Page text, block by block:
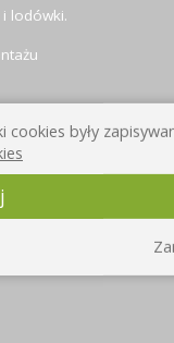
lodówki.
przegród
rezonans
cookies były